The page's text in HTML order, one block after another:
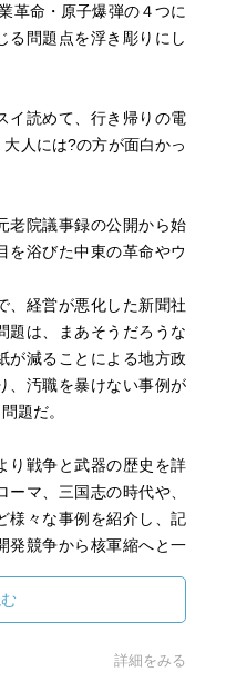
という感情が働いている
、多くの政治家はこれを
まいます」
政治は変わらない」とい
思うのです。
そうです。
推進か脱原発かという選
要になります。
済んでしまうんですよ
という若い世代が投票に
ものがわからないし、
革命・原子爆弾の４つに
る問題点を浮き彫りにし
読めて、行き帰りの電
人には?の方が面白かっ
院議事録の公開から始
を浴びた中東の革命やウ
経営が悪化した新聞社
題は、まあそうだろうな
が減ることによる地方政
、汚職を暴けない事例が
題だ。
戦争と武器の歴史を詳
マ、三国志の時代や、
様々な事例を紹介し、記
発競争から核軍縮へと一
てくる。そして核が最終
という新たな戦争も始め
きたくなるくらい、つぎ
ていく。これが解決して
詳細をみる